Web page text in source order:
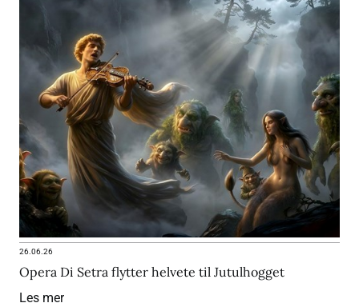
26.06.26
Opera Di Setra flytter helvete til Jutulhogget
Les mer